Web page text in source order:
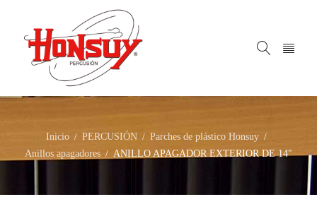
Inicio / PERCUSIÓN / Parches de plástico Honsuy /
Anillos apagadores / ANILLO APAGADOR EXTERIOR DE 14″